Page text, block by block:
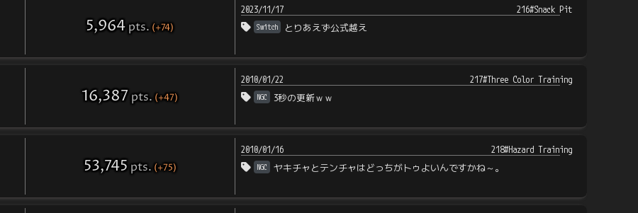
5,964 pts. (+74)
2023/11/17 216#Snack Pit
Switch とりあえず公式越え
16,387 pts. (+47)
2010/01/22 217#Three Color Training
NGC 3秒の更新ｗｗ
53,745 pts. (+75)
2010/01/16 218#Hazard Training
NGC ヤキチャとテンチャはどっちがトゥよいんですかね～。